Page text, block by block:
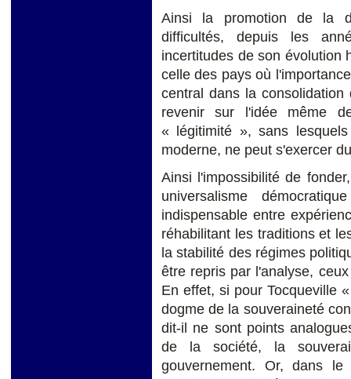
Ainsi la promotion de la
difficultés, depuis les
incertitudes de son évolution
celle des pays où
central dans la
revenir sur l'idée même
« légitimité », sans
moderne, ne peut s'exercer
Ainsi l'impossibilité de
universalisme
indispensable entre
réhabilitant les traditions et
la stabilité des régimes
être repris par l'analyse,
En effet, si pour Tocqueville
dogme de la souveraineté
dit-il ne sont points
de la société, la
gouvernement. Or, dans